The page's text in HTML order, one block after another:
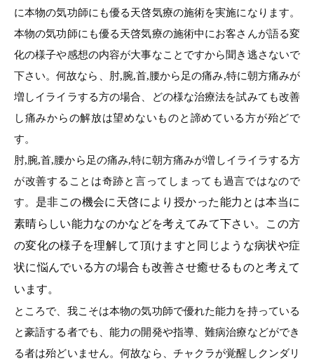
に本物の気功師にも優る天啓気療の施術を実施になります。
本物の気功師にも優る天啓気療の施術中にお客さんが語る変
化の様子や感想の内容が大事なことですから聞き逃さないで
下さい。何故なら、 肘,腕,首,腰から足の痛み,特に朝方痛みが
増しイライラする方の場合、どの様な治療法を試みても改善
し痛みからの解放は望めないものと諦めている方が殆どで
す。
肘,腕,首,腰から足の痛み,特に朝方痛みが増しイライラする方
が改善することは奇跡と言ってしまっても過言ではなので
す。 是非この機会に天啓により授かった能力とは本当に
素晴らしい能力なのかなどを考えてみて下さい。この方
の変化の様子を理解して頂けますと同じような病状や症
状に悩んでいる方の場合も改善させ癒せるものと考えて
います。
ところで、我こそは本物の気功師で優れた能力を持っている
と豪語する者でも、能力の開発や指導、難病治療などができ
る者は殆どいません。何故なら、チャクラが覚醒しクンダリ